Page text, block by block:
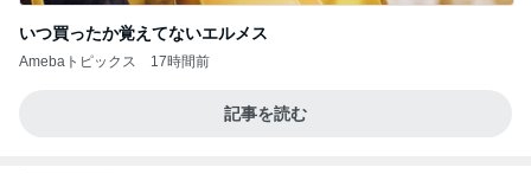
いつ買ったか覚えてないエルメス
Amebaトピックス 17時間前
記事を読む